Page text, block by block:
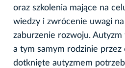
oraz szkolenia mające na
wiedzy i zwrócenie uwagi
zaburzenie rozwoju. Autyzm
a tym samym rodzinie przez
dotknięte autyzmem